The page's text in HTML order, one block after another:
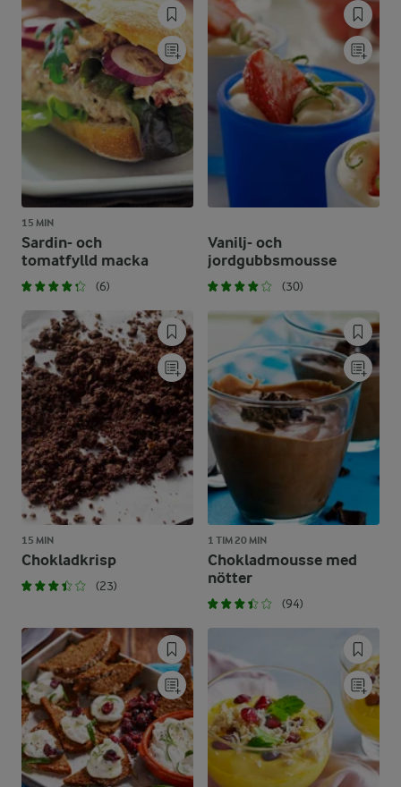
15 MIN
Sardin- och
tomatfylld macka
(6)
Vanilj- och
jordgubbsmousse
(30)
15 MIN
Chokladkrisp
(23)
1 TIM 20 MIN
Chokladmousse med
nötter
(94)